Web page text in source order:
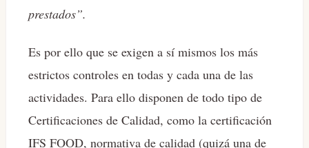
prestados”.
Es por ello que se exigen a sí mismos los más
estrictos controles en todas y cada una de las
actividades. Para ello disponen de todo tipo de
Certificaciones de Calidad, como la certificación
IFS FOOD, normativa de calidad (quizá una de